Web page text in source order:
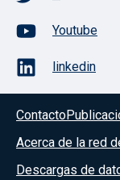
Youtube
linkedin
Contacto
Acerca de la red
Descargas de